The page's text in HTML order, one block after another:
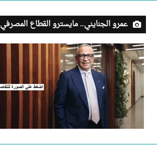
عمرو الجنايني.. مايسترو القطاع المصرفي